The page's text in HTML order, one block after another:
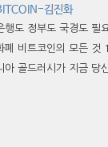
김진화
행도 정부도 국경도 필
폐 비트코인의 모든 것
아 골드러시가 지금 당신